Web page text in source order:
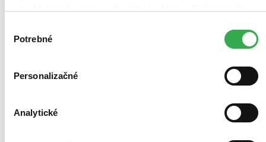
keby sme mohli používať všetky tieto cookies. Ďakujeme!
súhlasu
Potrebné
Personalizačné
Analytické
Top hodnotené